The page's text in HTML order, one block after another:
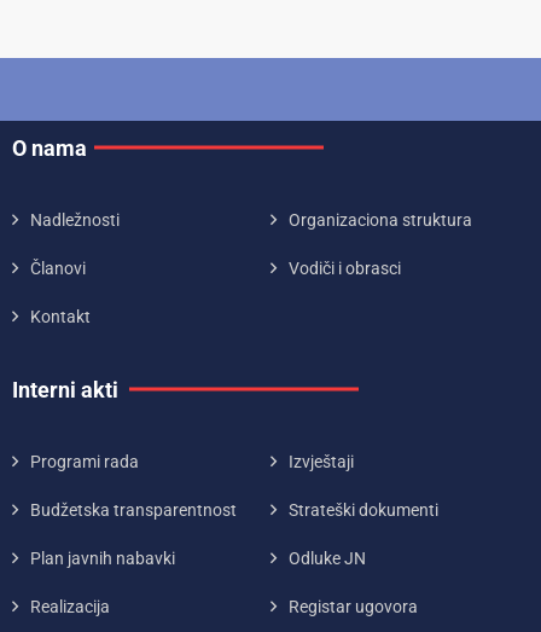
O nama
Nadležnosti Organizaciona struktura
Članovi Vodiči i obrasci
Kontakt
Interni akti
Programi rada Izvještaji
Budžetska transparentnost Strateški dokumenti
Plan javnih nabavki Odluke JN
Realizacija Registar ugovora